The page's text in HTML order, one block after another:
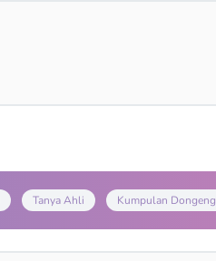
Tanya Ahli Kumpulan Dongeng